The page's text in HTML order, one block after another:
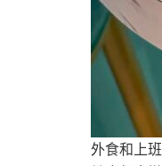
外食和上